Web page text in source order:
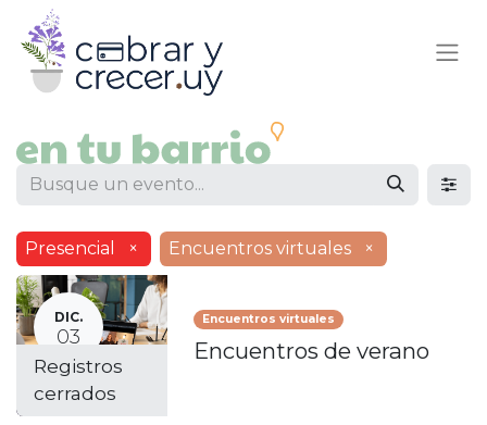
Presencial × Encuentros virtuales ×
DIC.
03
Registros
cerrados
Encuentros virtuales
Encuentros de verano